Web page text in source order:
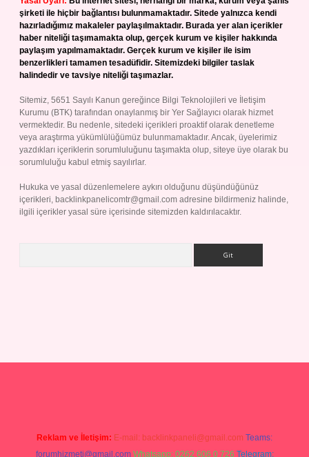
şirketi ile hiçbir bağlantısı bulunmamaktadır. Sitede yalnızca kendi
hazırladığımız makaleler paylaşılmaktadır. Burada yer alan içerikler
haber niteliği taşımamakta olup, gerçek kurum ve kişiler hakkında
paylaşım yapılmamaktadır. Gerçek kurum ve kişiler ile isim
benzerlikleri tamamen tesadüfidir. Sitemizdeki bilgiler taslak
halindedir ve tavsiye niteliği taşımazlar.
Sitemiz, 5651 Sayılı Kanun gereğince Bilgi Teknolojileri ve İletişim
Kurumu (BTK) tarafından onaylanmış bir Yer Sağlayıcı olarak hizmet
vermektedir. Bu nedenle, sitedeki içerikleri proaktif olarak denetleme
veya araştırma yükümlülüğümüz bulunmamaktadır. Ancak, üyelerimiz
yazdıkları içeriklerin sorumluluğunu taşımakta olup, siteye üye olarak bu
sorumluluğu kabul etmiş sayılırlar.
Hukuka ve yasal düzenlemelere aykırı olduğunu düşündüğünüz
içerikleri, backlinkpanelicomtr@gmail.com adresine bildirmeniz halinde,
ilgili içerikler yasal süre içerisinde sitemizden kaldırılacaktır.
Reklam ve İletişim: E-mail: backlinkpaneli@gmail.com Teams:
forumhizmeti@gmail.com Whatsapp: 0262 606 0 726 Telegram: